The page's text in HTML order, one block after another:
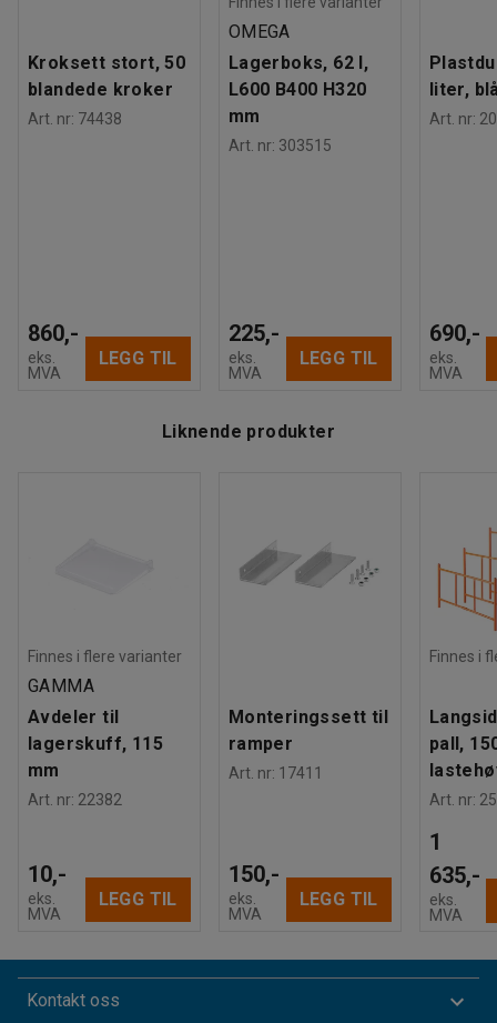
Kroksett stort, 50
blandede kroker
Art. nr: 74438
860,-
eks.
MVA
LEGG TIL
OMEGA
Lagerboks, 62 l,
L600 B400 H320
mm
Art. nr: 303515
225,-
eks.
MVA
LEGG TIL
liter,
Art. nr:
690,-
eks.
MVA
Liknende produkter
Finnes i flere varianter
GAMMA
Avdeler til
lagerskuff, 115
mm
Art. nr: 22382
10,-
eks.
MVA
LEGG TIL
Monteringssett til
ramper
Art. nr: 17411
150,-
eks.
MVA
LEGG TIL
Finnes i
pall,
Art. nr:
1
635,-
eks.
MVA
Kontakt oss